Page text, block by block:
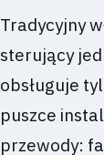
Tradycyjny
sterujący
obsługuje
puszce
przewody: